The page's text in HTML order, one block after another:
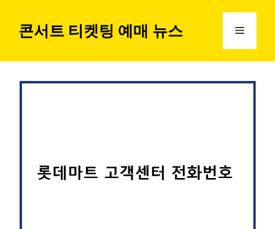
콘서트 티켓팅 예매 뉴스 메